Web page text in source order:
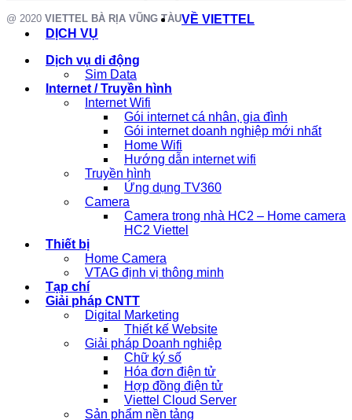
@ 2020 VIETTEL BÀ RỊA VŨNG TÀUVỀ VIETTEL
DỊCH VỤ
Dịch vụ di động
Sim Data
Internet / Truyền hình
Internet Wifi
Gói internet cá nhân, gia đình
Gói internet doanh nghiệp mới nhất
Home Wifi
Hướng dẫn internet wifi
Truyền hình
Ứng dụng TV360
Camera
Camera trong nhà HC2 – Home camera
HC2 Viettel
Thiết bị
Home Camera
VTAG định vị thông minh
Tạp chí
Giải pháp CNTT
Digital Marketing
Thiết kế Website
Giải pháp Doanh nghiệp
Chữ ký số
Hóa đơn điện tử
Hợp đồng điện tử
Viettel Cloud Server
Sản phẩm nền tảng